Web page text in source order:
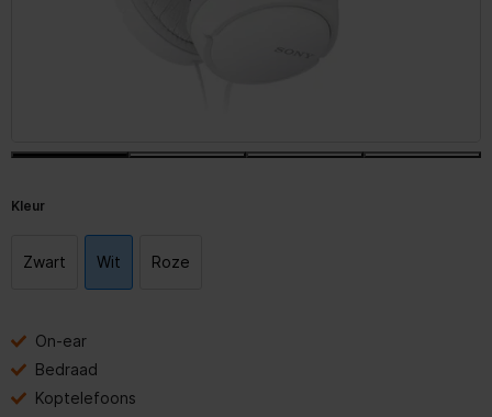
Kleur
Zwart Wit Roze
On-ear
Bedraad
Koptelefoons